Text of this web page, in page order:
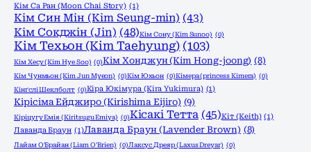
Кім Са Ран (Moon Chai Story) (1)
Кім Син Мін (Kim Seung-min) (43)
Кім Сокджін (Jin) (48)Кім Сону (Kim Sunoo) (0)
Кім Техьон (Kim Taehyung) (103)
Кім Хесу (Kim Hye Soo) (0)Кім Хонджун (Kim Hong-joong) (8)
Кім Чунмьон (Kim Jun Myeon) (0)Кім Юхьон (0)Кімера (princess Kimera) (0)
Кінґслі Шеклболт (0)Кіра Юкімура (Kira Yukimura) (1)
Кірісіма Ейджиро (Kirishima Eijiro) (9)
Кіріцугу Емія (Kiritsugu Emiya) (0)Кісакі Тетта (45)Кіт (Keith) (1)
Лаванда Браун (1)Лаванда Браун (Lavender Brown) (8)
Лайам О'Брайан (Liam O'Brien) (0)Лаксус Дреяр (Laxus Dreyar) (0)